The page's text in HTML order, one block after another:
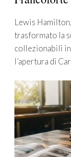
Lewis
trasformato la
collezionabili
l’apertura di